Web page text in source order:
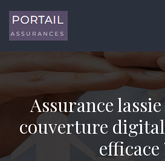
Assurance
couverture
efficace